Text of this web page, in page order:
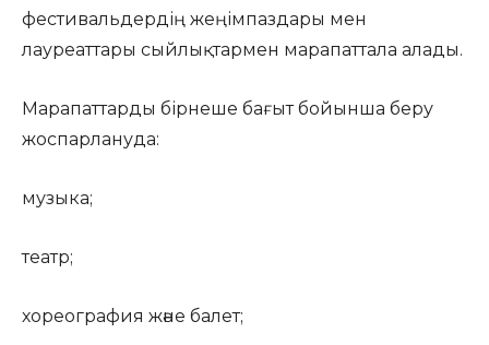
фестивальдердің жеңімпаздары мен
лауреаттары сыйлықтармен марапаттала алады.
Марапаттарды бірнеше бағыт бойынша беру
жоспарлануда:
музыка;
театр;
хореография және балет;